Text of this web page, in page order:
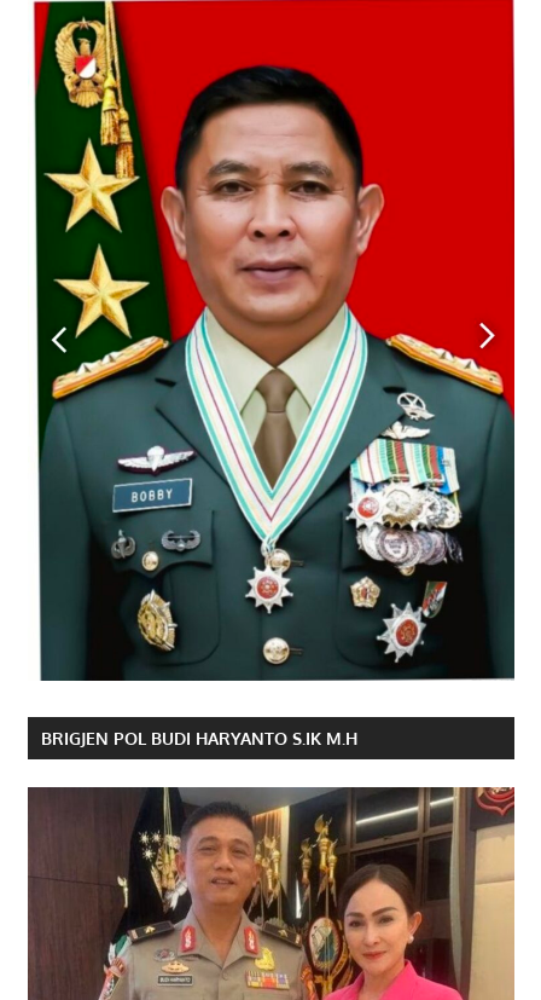
BRIGJEN POL BUDI HARYANTO S.IK M.H